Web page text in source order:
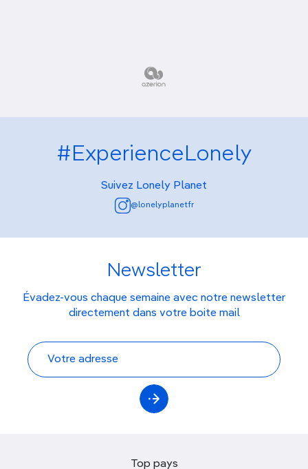
#ExperienceLonely
Suivez Lonely Planet
@lonelyplanetfr
Newsletter
Évadez-vous chaque semaine avec notre newsletter
directement dans votre boite mail
Top pays